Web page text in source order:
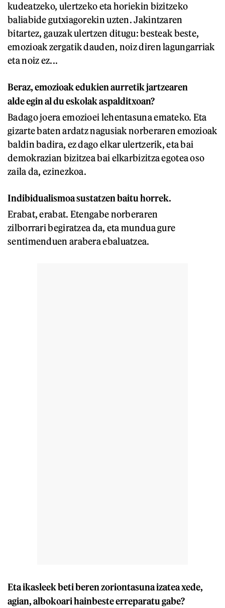
kudeatzeko, ulertzeko eta horiekin bizitzeko
baliabide gutxiagorekin uzten. Jakintzaren
bitartez, gauzak ulertzen ditugu: besteak beste,
emozioak zergatik dauden, noiz diren lagungarriak
eta noiz ez...
Beraz, emozioak edukien aurretik jartzearen
alde egin al du eskolak aspalditxoan?
Badago joera emozioei lehentasuna emateko. Eta
gizarte baten ardatz nagusiak norberaren emozioak
baldin badira, ez dago elkar ulertzerik, eta bai
demokrazian bizitzea bai elkarbizitza egotea oso
zaila da, ezinezkoa.
Indibidualismoa sustatzen baitu horrek.
Erabat, erabat. Etengabe norberaren
zilborrari begiratzea da, eta mundua gure
sentimenduen arabera ebaluatzea.
Eta ikasleek beti beren zoriontasuna izatea xede,
agian, albokoari hainbeste erreparatu gabe?